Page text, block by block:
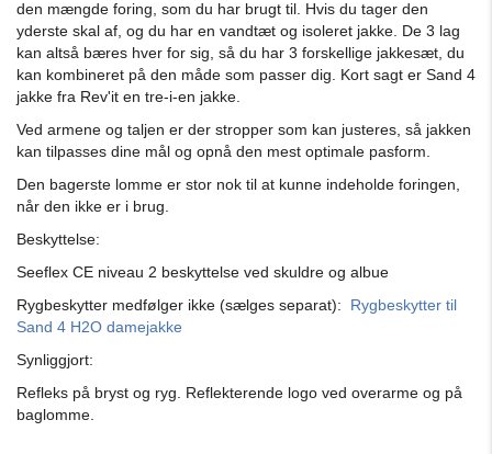
den mængde foring, som du har brugt til. Hvis du tager den
yderste skal af, og du har en vandtæt og isoleret jakke. De 3 lag
kan altså bæres hver for sig, så du har 3 forskellige jakkesæt, du
kan kombineret på den måde som passer dig. Kort sagt er Sand 4
jakke fra Rev'it en tre-i-en jakke.
Ved armene og taljen er der stropper som kan justeres, så jakken
kan tilpasses dine mål og opnå den mest optimale pasform.
Den bagerste lomme er stor nok til at kunne indeholde foringen,
når den ikke er i brug.
Beskyttelse:
Seeflex CE niveau 2 beskyttelse ved skuldre og albue
Rygbeskytter medfølger ikke (sælges separat):
Rygbeskytter til
Sand 4 H2O damejakke
Synliggjort:
Refleks på bryst og ryg. Reflekterende logo ved overarme og på
baglomme.